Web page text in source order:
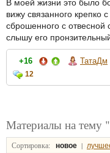
В моей жизни это было
вижу связанного крепко
сброшенного с
слышу его
+16 ТатаДм
12
Материалы на тему
Сортировка: новое |